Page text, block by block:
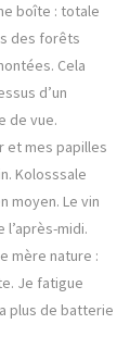
boîte : totale
des forêts
Cela
d’un
de vue.
et mes papilles
Kolosssale
moyen. Le vin
l’après-midi.
mère nature :
Je fatigue
plus de batterie